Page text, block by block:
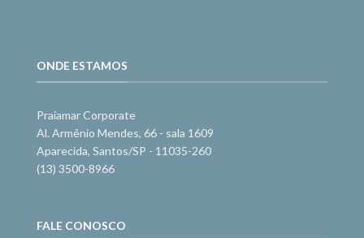
ONDE ESTAMOS
Praiamar Corporate
Al. Armênio Mendes, 66 - sala 1609
Aparecida, Santos/SP - 11035-260
(13) 3500-8966
FALE CONOSCO